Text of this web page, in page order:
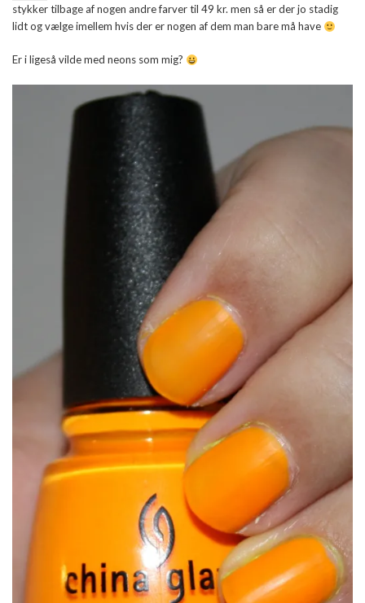
stykker tilbage af nogen andre farver til 49 kr. men så er der jo stadig
lidt og vælge imellem hvis der er nogen af dem man bare må have
Er i ligeså vilde med neons som mig?